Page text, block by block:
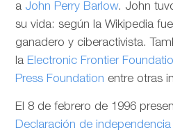
a John Perry Barlow. John
su vida: según la Wikipedia
ganadero y ciberactivista.
la Electronic Frontier
Press Foundation entre otras
El 8 de febrero de 1996
Declaración de